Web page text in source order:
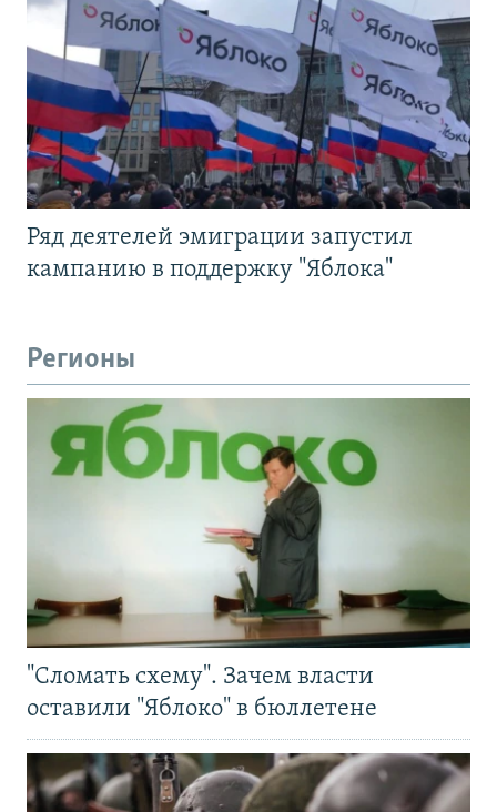
Ряд деятелей эмиграции запустил
кампанию в поддержку "Яблока"
Регионы
"Сломать схему". Зачем власти
оставили "Яблоко" в бюллетене